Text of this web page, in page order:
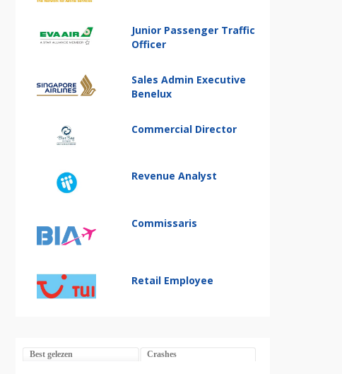
Junior Passenger Traffic
Officer
Sales Admin Executive
Benelux
Commercial Director
Revenue Analyst
Commissaris
Retail Employee
Best gelezen Crashes